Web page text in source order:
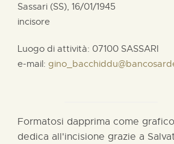
Sassari (SS), 16/01/1945
incisore
Luogo di attività: 07100 SASSARI
e-mail:
Formatosi dapprima come
dedica all'incisione grazie a